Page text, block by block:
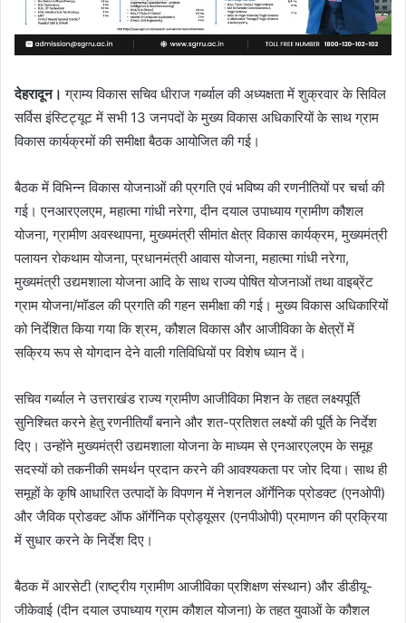
देहरादून। ग्राम्य विकास सचिव धीराज गर्ब्याल की अध्यक्षता में शुक्रवार के सिविल
सर्विस इंस्टिट्यूट में सभी 13 जनपदों के मुख्य विकास अधिकारियों के साथ ग्राम
विकास कार्यक्रमों की समीक्षा बैठक आयोजित की गई।
बैठक में विभिन्न विकास योजनाओं की प्रगति एवं भविष्य की रणनीतियों पर चर्चा की
गई। एनआरएलएम, महात्मा गांधी नरेगा, दीन दयाल उपाध्याय ग्रामीण कौशल
योजना, ग्रामीण अवस्थापना, मुख्यमंत्री सीमांत क्षेत्र विकास कार्यक्रम, मुख्यमंत्री
पलायन रोकथाम योजना, प्रधानमंत्री आवास योजना, महात्मा गांधी नरेगा,
मुख्यमंत्री उद्यमशाला योजना आदि के साथ राज्य पोषित योजनाओं तथा वाइब्रेंट
ग्राम योजना/मॉडल की प्रगति की गहन समीक्षा की गई। मुख्य विकास अधिकारियों
को निर्देशित किया गया कि श्रम, कौशल विकास और आजीविका के क्षेत्रों में
सक्रिय रूप से योगदान देने वाली गतिविधियों पर विशेष ध्यान दें।
सचिव गर्ब्याल ने उत्तराखंड राज्य ग्रामीण आजीविका मिशन के तहत लक्ष्यपूर्ति
सुनिश्चित करने हेतु रणनीतियाँ बनाने और शत-प्रतिशत लक्ष्यों की पूर्ति के निर्देश
दिए। उन्होंने मुख्यमंत्री उद्यमशाला योजना के माध्यम से एनआरएलएम के समूह
सदस्यों को तकनीकी समर्थन प्रदान करने की आवश्यकता पर जोर दिया। साथ ही
समूहों के कृषि आधारित उत्पादों के विपणन में नेशनल ऑर्गेनिक प्रोडक्ट (एनओपी)
और जैविक प्रोडक्ट ऑफ ऑर्गेनिक प्रोड्यूसर (एनपीओपी) प्रमाणन की प्रक्रिया
में सुधार करने के निर्देश दिए।
बैठक में आरसेटी (राष्ट्रीय ग्रामीण आजीविका प्रशिक्षण संस्थान) और डीडीयू-
जीकेवाई (दीन दयाल उपाध्याय ग्राम कौशल योजना) के तहत युवाओं के कौशल